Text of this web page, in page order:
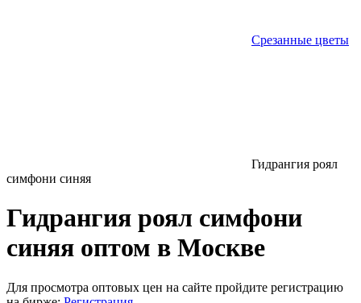
Срезанные цветы
Гидрангия роял
симфони синяя
Гидрангия роял симфони
синяя оптом в Москве
Для просмотра оптовых цен на сайте пройдите регистрацию